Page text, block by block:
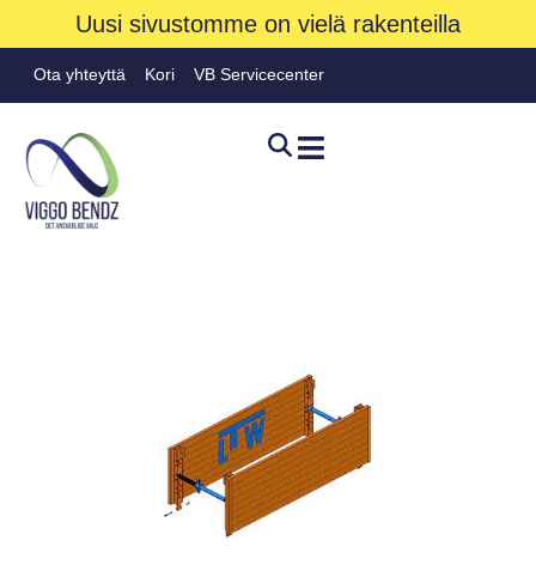
Uusi sivustomme on vielä rakenteilla
Ota yhteyttä Kori VB Servicecenter